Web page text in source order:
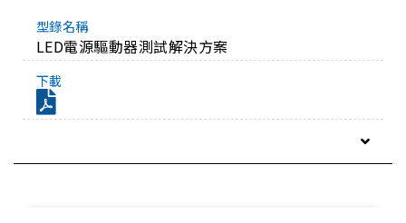
LED電源驅動器測試解決方案